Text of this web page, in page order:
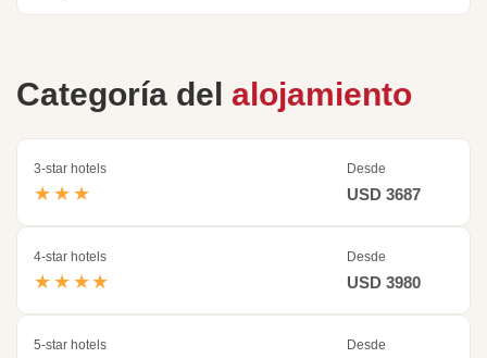
Categoría del alojamiento
3-star hotels
★★★
Desde
USD 3687
4-star hotels
★★★★
Desde
USD 3980
5-star hotels Desde